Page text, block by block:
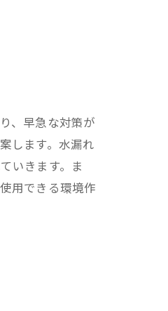
、早急な対策が
します。水漏れ
いきます。ま
用できる環境作